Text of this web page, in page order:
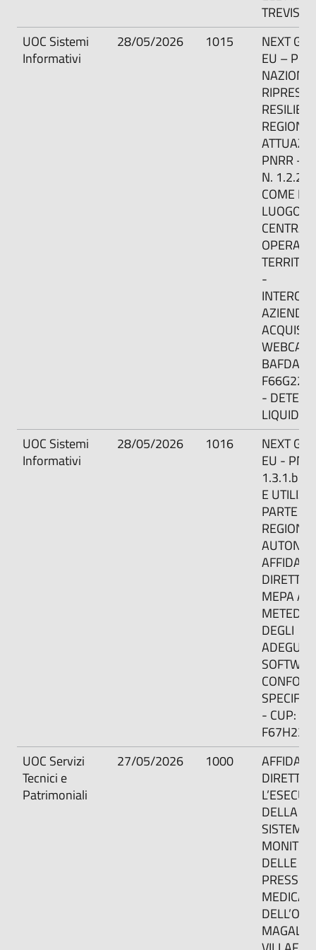
UOC Sistemi
Informativi
28/05/2026 1015
NEXT
EU –
RIPRESA
PNRR –
N. 1.2.2 -
COME
LUOGO
CENTRALI
-
WEBCAM
-
UOC Sistemi
Informativi
28/05/2026 1016
NEXT
EU -
1.3.1.b -
E
PARTE
REGIONI/
DIRETTO
MEPA
METEDA
DEGLI
- CUP:
UOC Servizi
Tecnici e
Patrimoniali
27/05/2026 1000
DIRETTO
DELLA
DELLE
PRESSO
MEDICA